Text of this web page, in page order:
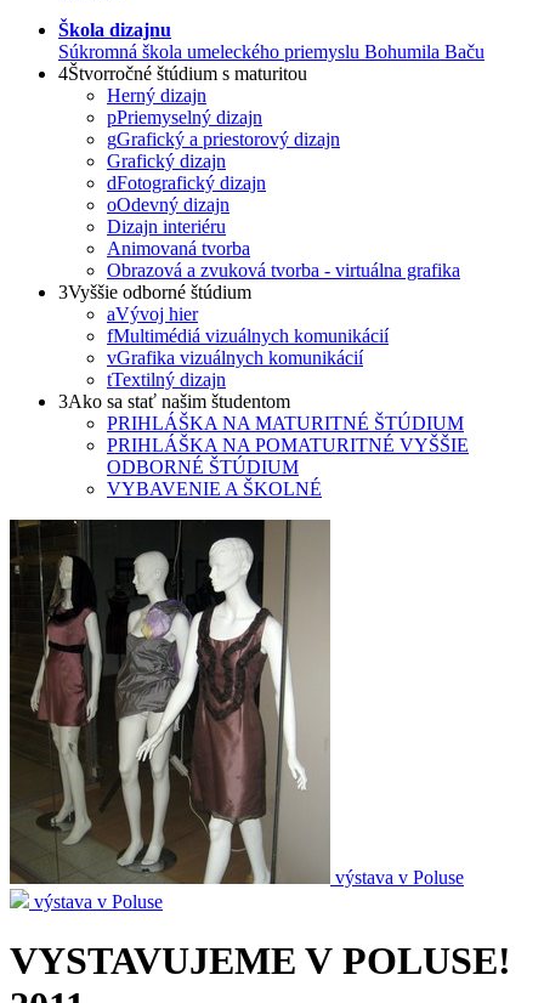
Škola dizajnu
Súkromná škola umeleckého priemyslu Bohumila Baču
4Štvorročné štúdium s maturitou
Herný dizajn
pPriemyselný dizajn
gGrafický a priestorový dizajn
Grafický dizajn
dFotografický dizajn
oOdevný dizajn
Dizajn interiéru
Animovaná tvorba
Obrazová a zvuková tvorba - virtuálna grafika
3Vyššie odborné štúdium
aVývoj hier
fMultimédiá vizuálnych komunikácií
vGrafika vizuálnych komunikácií
tTextilný dizajn
3Ako sa stať našim študentom
PRIHLÁŠKA NA MATURITNÉ ŠTÚDIUM
PRIHLÁŠKA NA POMATURITNÉ VYŠŠIE
ODBORNÉ ŠTÚDIUM
VYBAVENIE A ŠKOLNÉ
výstava v Poluse
výstava v Poluse
VYSTAVUJEME V POLUSE!